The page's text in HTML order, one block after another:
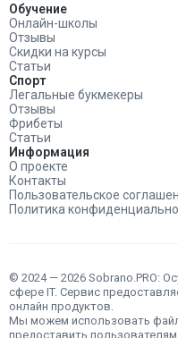
Обучение
Онлайн-школы
Отзывы
Скидки на курсы
Статьи
Спорт
Легальные букмекеры
Отзывы
Фрибеты
Статьи
Информация
О проекте
Контакты
Пользовательское
Политика
© 2024 — 2026 Sobrano.PRO:
сфере IT. Сервис
онлайн продуктов.
Мы можем использовать
предоставить